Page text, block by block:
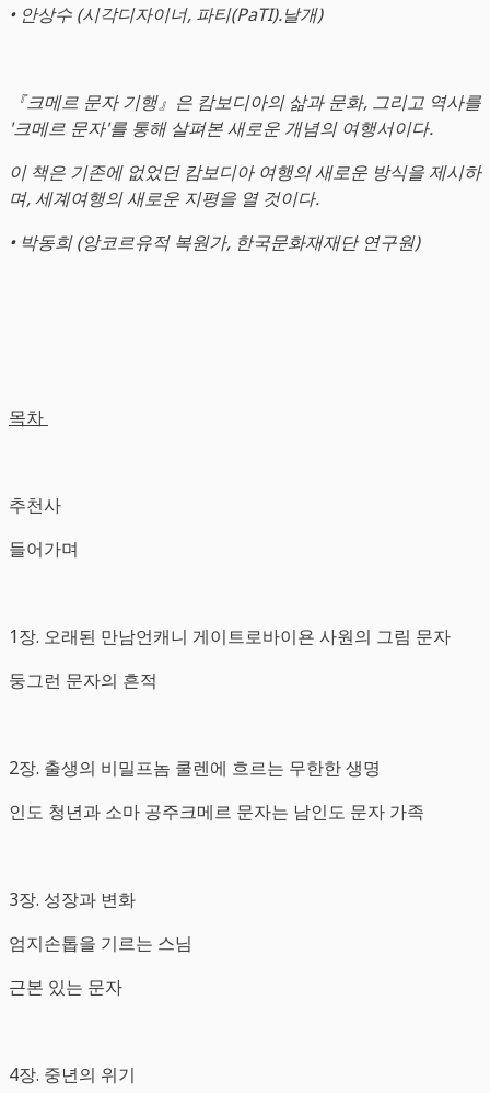
• 안상수 (시각디자이너, 파티(PaTI).날개)
『크메르 문자 기행』은 캄보디아의 삶과 문화, 그리고 역사를
'크메르 문자'를 통해 살펴본 새로운 개념의 여행서이다.
이 책은 기존에 없었던 캄보디아 여행의 새로운 방식을 제시하
며, 세계여행의 새로운 지평을 열 것이다.
• 박동희 (앙코르유적 복원가, 한국문화재재단 연구원)
목차
추천사
들어가며
1장. 오래된 만남언캐니 게이트로바이욘 사원의 그림 문자
둥그런 문자의 흔적
2장. 출생의 비밀프놈 쿨렌에 흐르는 무한한 생명
인도 청년과 소마 공주크메르 문자는 남인도 문자 가족
3장. 성장과 변화
엄지손톱을 기르는 스님
근본 있는 문자
4장. 중년의 위기